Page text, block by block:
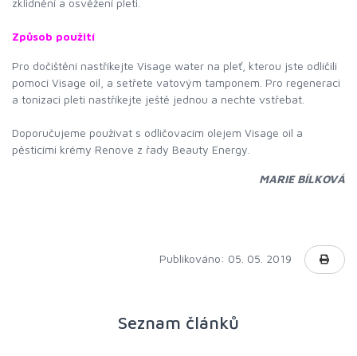
Způsob použití
Pro dočištění nastříkejte Visage water na pleť, kterou jste odlíčili
pomocí Visage oil, a setřete vatovým tamponem. Pro regeneraci
a tonizaci pleti nastříkejte ještě jednou a nechte vstřebat.
Doporučujeme používat s odličovacím olejem Visage oil a
pěsticími krémy Renove z řady Beauty Energy.
MARIE BÍLKOVÁ
Publikováno: 05. 05. 2019
Seznam článků